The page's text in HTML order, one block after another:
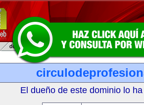
El dueño de este dominio lo